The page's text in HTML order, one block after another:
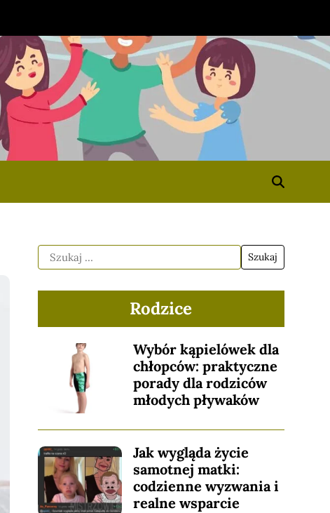
Rodzice
Wybór kąpielówek dla
chłopców: praktyczne
porady dla rodziców
młodych pływaków
Jak wygląda życie
samotnej matki:
codzienne wyzwania i
realne wsparcie